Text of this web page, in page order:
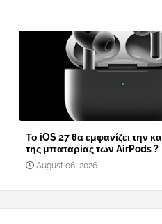
Το iOS 27 θα εμφανίζει την
της μπαταρίας των AirPods ?
August 06, 2026